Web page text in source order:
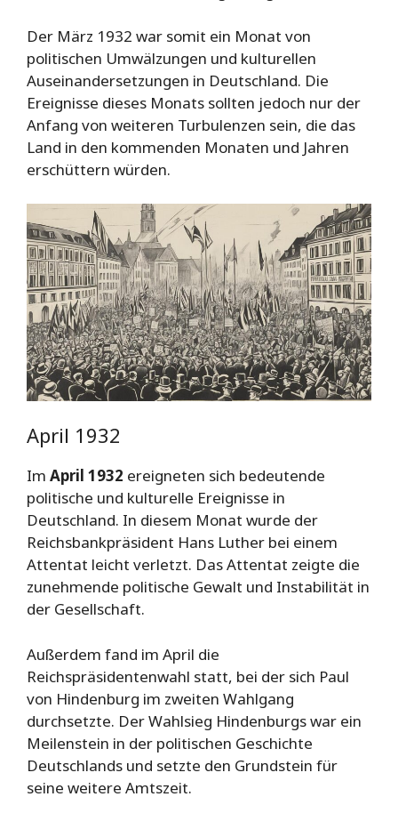
Der März 1932 war somit ein Monat von
politischen Umwälzungen und kulturellen
Auseinandersetzungen in Deutschland. Die
Ereignisse dieses Monats sollten jedoch nur der
Anfang von weiteren Turbulenzen sein, die das
Land in den kommenden Monaten und Jahren
erschüttern würden.
April 1932
Im April 1932 ereigneten sich bedeutende
politische und kulturelle Ereignisse in
Deutschland. In diesem Monat wurde der
Reichsbankpräsident Hans Luther bei einem
Attentat leicht verletzt. Das Attentat zeigte die
zunehmende politische Gewalt und Instabilität in
der Gesellschaft.
Außerdem fand im April die
Reichspräsidentenwahl statt, bei der sich Paul
von Hindenburg im zweiten Wahlgang
durchsetzte. Der Wahlsieg Hindenburgs war ein
Meilenstein in der politischen Geschichte
Deutschlands und setzte den Grundstein für
seine weitere Amtszeit.